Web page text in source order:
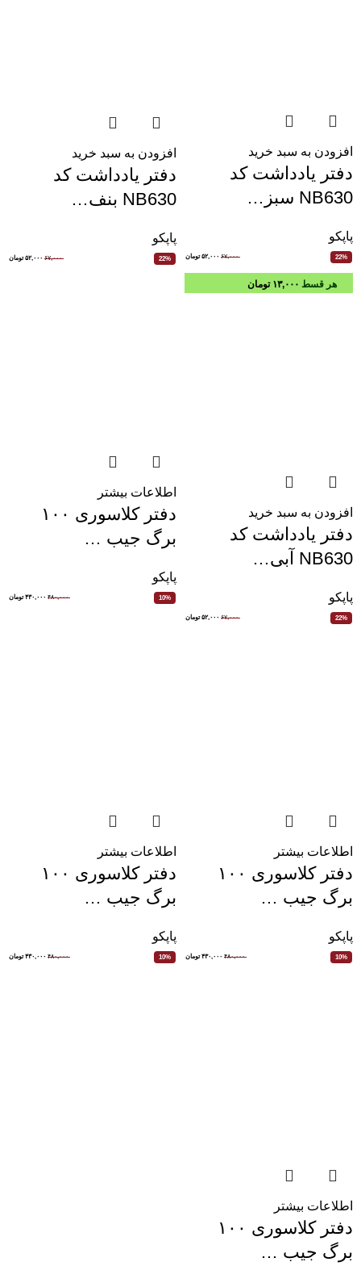
افزودن به سبد خرید
دفتر یادداشت کد
NB630 سبز…
پاپکو
22% ۶۷,۰۰۰ ۵۲,۰۰۰ تومان
افزودن به سبد خرید
دفتر یادداشت کد
NB630 بنف…
پاپکو
22% ۶۷,۰۰۰ ۵۲,۰۰۰ تومان
هر قسط ۱۳,۰۰۰ تومان
افزودن به سبد خرید
دفتر یادداشت کد
NB630 آبی…
پاپکو
22% ۶۷,۰۰۰ ۵۲,۰۰۰ تومان
اطلاعات بیشتر
دفتر کلاسوری ۱۰۰
برگ جیب …
پاپکو
10% ۴۸۰,۰۰۰ ۴۳۰,۰۰۰ تومان
اطلاعات بیشتر
دفتر کلاسوری ۱۰۰
برگ جیب …
پاپکو
10% ۴۸۰,۰۰۰ ۴۳۰,۰۰۰ تومان
اطلاعات بیشتر
دفتر کلاسوری ۱۰۰
برگ جیب …
پاپکو
10% ۴۸۰,۰۰۰ ۴۳۰,۰۰۰ تومان
اطلاعات بیشتر
دفتر کلاسوری ۱۰۰
برگ جیب …